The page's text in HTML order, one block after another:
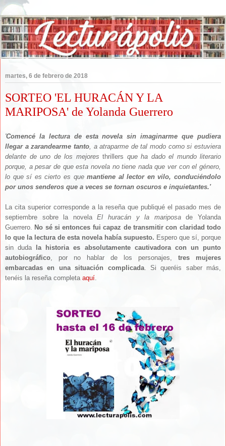
martes, 6 de febrero de 2018
SORTEO 'EL HURACÁN Y LA
MARIPOSA' de Yolanda Guerrero
'Comencé la lectura de esta novela sin imaginarme que pudiera
llegar a zarandearme tanto, a atraparme de tal modo como si estuviera
delante de uno de los mejores thrillers que ha dado el mundo literario
porque, a pesar de que esta novela no tiene nada que ver con el género,
lo que sí es cierto es quemantiene al lector en vilo, conduciéndolo
por unos senderos que a veces se tornan oscuros e inquietantes.'
La cita superior corresponde a la reseña que publiqué el pasado mes de
septiembre sobre la novelaEl huracán y la mariposade Yolanda
Guerrero. No sé si entonces fui capaz de transmitir con claridad todo
lo que la lectura de esta novela había supuesto. Espero que sí, porque
sin duda
la historia es absolutamente cautivadora con un punto
autobiográfico, por no hablar de los personajes, tres mujeres
embarcadas en una situación complicada. Si queréis saber más,
tenéis la reseña completa aquí.